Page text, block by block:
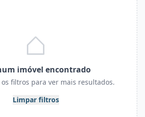
imóvel encontrado
filtros para ver mais resultados.
Limpar filtros